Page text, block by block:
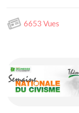
6653 Vues